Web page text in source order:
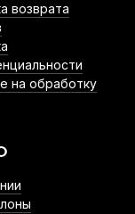
возврата
на обработку